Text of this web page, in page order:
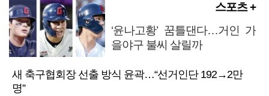
스포츠 +
‘윤나고황’ 꿈틀댄다…거인 가
을야구 불씨 살릴까
새 축구협회장 선출 방식 윤곽…“선거인단 192→2만
명”